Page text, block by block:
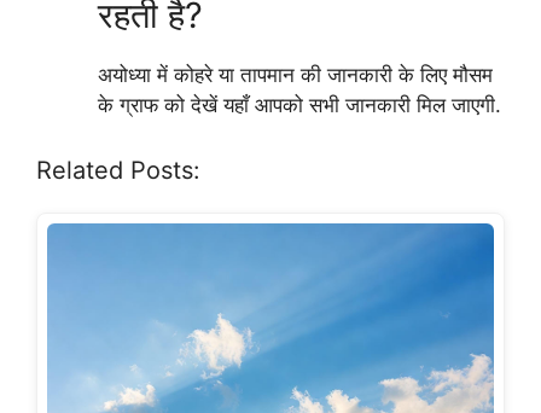
रहती है?
अयोध्या में कोहरे या तापमान की जानकारी के लिए मौसम
के ग्राफ को देखें यहाँ आपको सभी जानकारी मिल जाएगी.
Related Posts: